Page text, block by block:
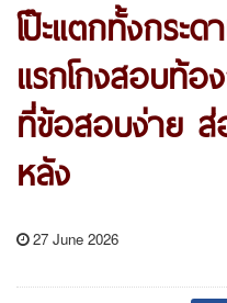
โป๊ะแตกทั้งกระ
แรกโกงสอบท้
ที่ข้อสอบง่าย
หลัง
27 June 2026